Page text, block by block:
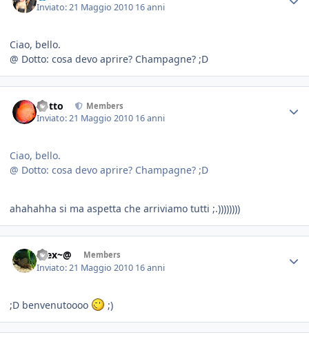
Inviato:21 Maggio 2010 16 anni
Ciao, bello.
@ Dotto: cosa devo aprire? Champagne? ;D
dotto Members
Inviato:21 Maggio 2010 16 anni
Ciao, bello.
@ Dotto: cosa devo aprire? Champagne? ;D
ahahahha si ma aspetta che arriviamo tutti ;.))))))))
Alex~@ Members
Inviato:21 Maggio 2010 16 anni
;D benvenutoooo ;)